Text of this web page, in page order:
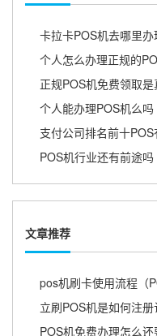
卡拉卡POS机去哪里
个人怎么办理正规的
正规POS机免费领取
个人能办理POS机么
支付公司排名前十
POS机行业还有前途
文章推荐
pos机刷卡使用流程（
立刷POS机是如何注
POS机免费办理怎么